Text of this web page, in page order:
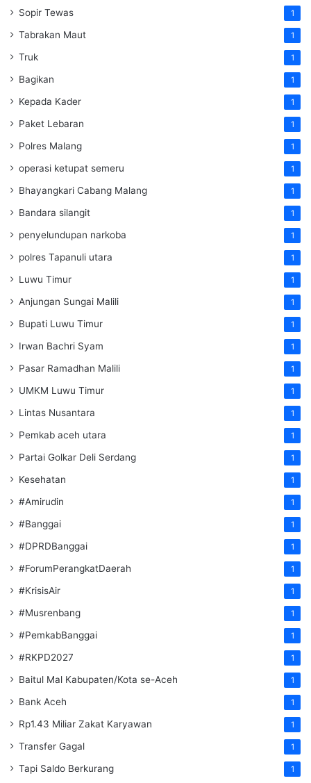
Sopir Tewas 1
Tabrakan Maut 1
Truk 1
Bagikan 1
Kepada Kader 1
Paket Lebaran 1
Polres Malang 1
operasi ketupat semeru 1
Bhayangkari Cabang Malang 1
Bandara silangit 1
penyelundupan narkoba 1
polres Tapanuli utara 1
Luwu Timur 1
Anjungan Sungai Malili 1
Bupati Luwu Timur 1
Irwan Bachri Syam 1
Pasar Ramadhan Malili 1
UMKM Luwu Timur 1
Lintas Nusantara 1
Pemkab aceh utara 1
Partai Golkar Deli Serdang 1
Kesehatan 1
#Amirudin 1
#Banggai 1
#DPRDBanggai 1
#ForumPerangkatDaerah 1
#KrisisAir 1
#Musrenbang 1
#PemkabBanggai 1
#RKPD2027 1
Baitul Mal Kabupaten/Kota se-Aceh 1
Bank Aceh 1
Rp1.43 Miliar Zakat Karyawan 1
Transfer Gagal 1
Tapi Saldo Berkurang 1